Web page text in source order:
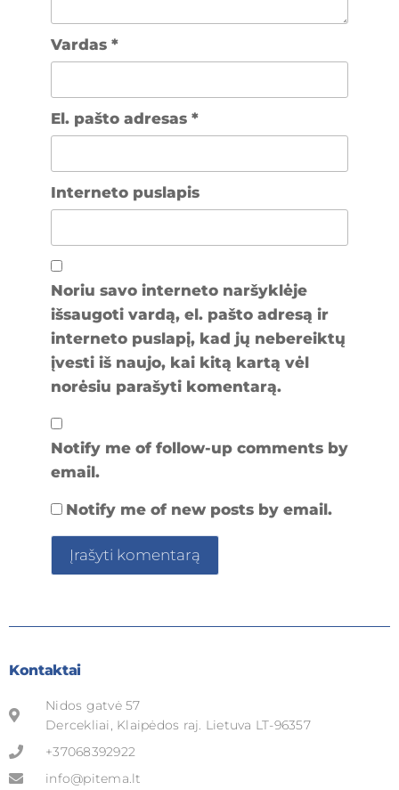
Vardas *
El. pašto adresas *
Interneto puslapis
Noriu savo interneto naršyklėje
išsaugoti vardą, el. pašto adresą ir
interneto puslapį, kad jų nebereiktų
įvesti iš naujo, kai kitą kartą vėl
norėsiu parašyti komentarą.
Notify me of follow-up comments by
email.
Notify me of new posts by email.
Kontaktai
Nidos gatvė 57
Dercekliai, Klaipėdos raj. Lietuva LT-96357
+37068392922
info@pitema.lt